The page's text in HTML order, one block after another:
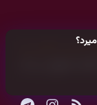
خبری سرگرمی روز